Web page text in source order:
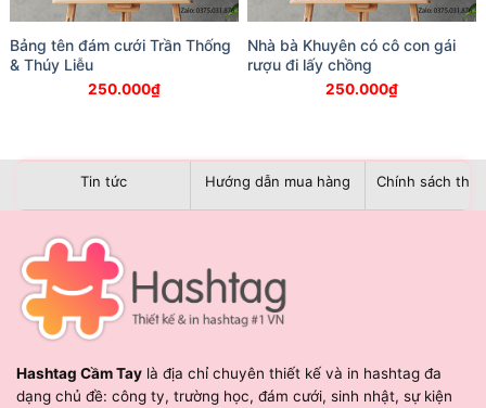
Bảng tên đám cưới Trần Thống
& Thúy Liễu
250.000₫
Nhà bà Khuyên có cô con gái
rượu đi lấy chồng
250.000₫
Tin tức Hướng dẫn mua hàng Chính sách
Hashtag Cầm Tay là địa chỉ chuyên thiết kế và in hashtag đa
dạng chủ đề: công ty, trường học, đám cưới, sinh nhật, sự kiện